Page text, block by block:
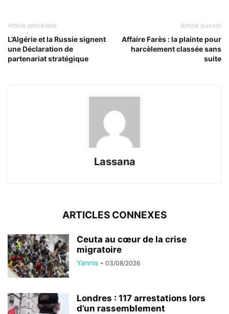
Article précédent
L’Algérie et la Russie signent
une Déclaration de
partenariat stratégique
Article suivant
Affaire Farès : la plainte pour
harcèlement classée sans
suite
Lassana
ARTICLES CONNEXES
Ceuta au cœur de la crise
migratoire
Yannis - 03/08/2026
Londres : 117 arrestations lors
d’un rassemblement